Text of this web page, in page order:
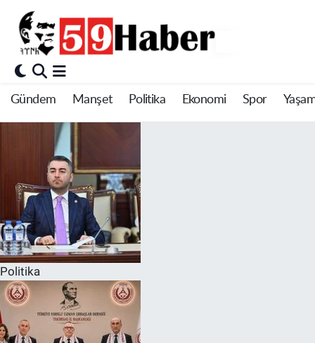
Gündem Manşet Politika Ekonomi Spor
Politika